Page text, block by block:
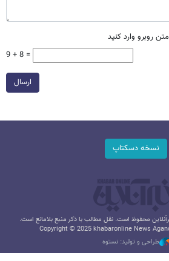
روبرو وارد کنید
9 + 8 =
ارسال
نسخه دسکتاپ
محفوظ است. نقل مطالب با ذکر منبع بلامانع است.
Copyright © 2025 khabaronline News
طراحی و تولید: نستوه